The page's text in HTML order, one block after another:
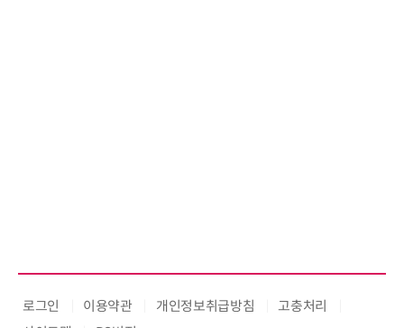
로그인 이용약관 개인정보취급방침
고충처리